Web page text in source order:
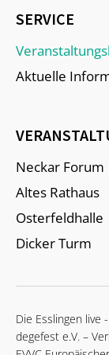
SERVICE
Aktuelle
Neckar Forum
Altes Rathaus
Osterfeldhalle
Dicker Turm
Die Esslingen live
degefest e.V. –